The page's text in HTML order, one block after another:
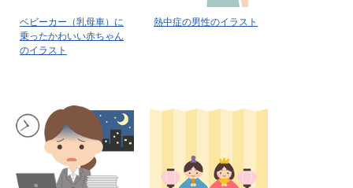
ベビーカー（乳母車）に
乗ったかわいい赤ちゃん
のイラスト
熱中症の男性のイラスト